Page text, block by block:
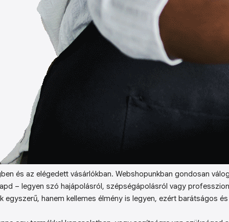
és az elégedett vásárlókban. Webshopunkban gondosan
– legyen szó hajápolásról, szépségápolásról vagy
egyszerű, hanem kellemes élmény is legyen, ezért barátságos